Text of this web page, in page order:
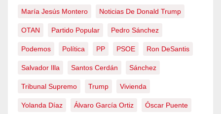
María Jesús Montero Noticias De Donald Trump
OTAN Partido Popular Pedro Sánchez
Podemos Política PP PSOE Ron DeSantis
Salvador Illa Santos Cerdán Sánchez
Tribunal Supremo Trump Vivienda
Yolanda Díaz Álvaro García Ortiz Óscar Puente